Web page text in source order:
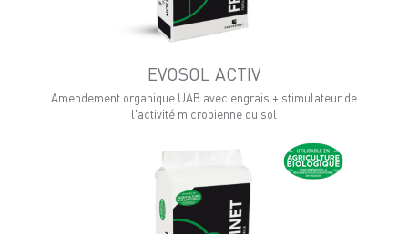
EVOSOL ACTIV
Amendement organique UAB avec engrais + stimulateur de
l'activité microbienne du sol